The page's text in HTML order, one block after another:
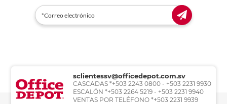
sclientessv@officedepot.com.sv
CASCADAS *+503 2243 0800 - +503 2231 9930
ESCALÓN *+503 2264 5219 - +503 2231 9940
VENTAS POR TELÉFONO *+503 2231 9939